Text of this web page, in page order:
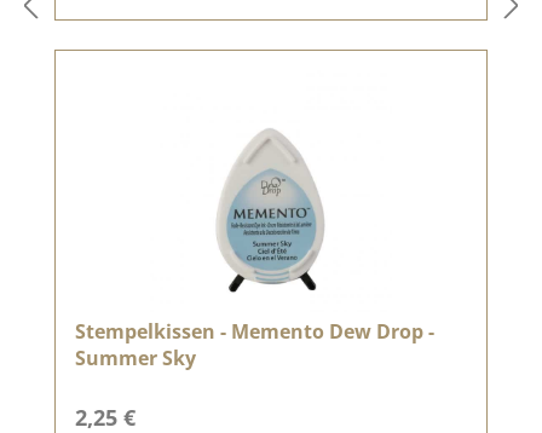
Stempelkissen - Memento Dew Drop -
Summer Sky
Regulärer Preis:
2,25 €